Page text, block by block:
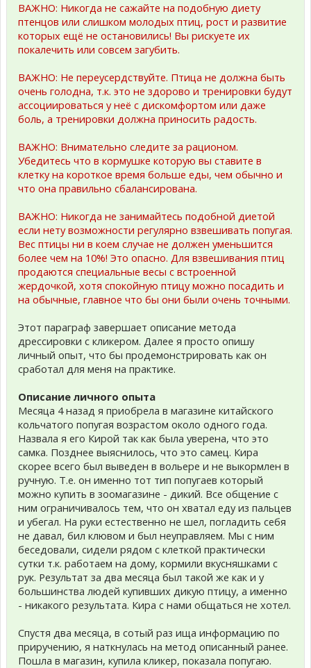
ВАЖНО: Никогда не сажайте на подобную диету
птенцов или слишком молодых птиц, рост и развитие
которых ещё не остановились! Вы рискуете их
покалечить или совсем загубить.
ВАЖНО: Не переусердствуйте. Птица не должна быть
очень голодна, т.к. это не здорово и тренировки будут
ассоциироваться у неё с дискомфортом или даже
боль, а тренировки должна приносить радость.
ВАЖНО: Внимательно следите за рационом.
Убедитесь что в кормушке которую вы ставите в
клетку на короткое время больше еды, чем обычно и
что она правильно сбалансирована.
ВАЖНО: Никогда не занимайтесь подобной диетой
если нету возможности регулярно взвешивать попугая.
Вес птицы ни в коем случае не должен уменьшится
более чем на 10%! Это опасно. Для взвешивания птиц
продаются специальные весы с встроенной
жердочкой, хотя спокойную птицу можно посадить и
на обычные, главное что бы они были очень точными.
Этот параграф завершает описание метода
дрессировки с кликером. Далее я просто опишу
личный опыт, что бы продемонстрировать как он
сработал для меня на практике.
Описание личного опыта
Месяца 4 назад я приобрела в магазине китайского
кольчатого попугая возрастом около одного года.
Назвала я его Кирой так как была уверена, что это
самка. Позднее выяснилось, что это самец. Кира
скорее всего был выведен в вольере и не выкормлен в
ручную. Т.е. он именно тот тип попугаев который
можно купить в зоомагазине - дикий. Все общение с
ним ограничивалось тем, что он хватал еду из пальцев
и убегал. На руки естественно не шел, погладить себя
не давал, бил клювом и был неуправляем. Мы с ним
беседовали, сидели рядом с клеткой практически
сутки т.к. работаем на дому, кормили вкусняшками с
рук. Результат за два месяца был такой же как и у
большинства людей купивших дикую птицу, а именно
- никакого результата. Кира с нами общаться не хотел.
Спустя два месяца, в сотый раз ища информацию по
приручению, я наткнулась на метод описанный ранее.
Пошла в магазин, купила кликер, показала попугаю.